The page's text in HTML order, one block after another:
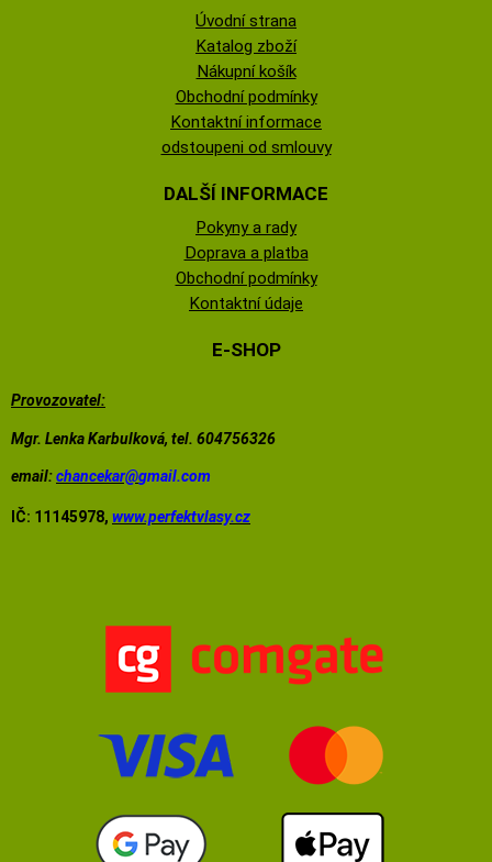
Úvodní strana
Katalog zboží
Nákupní košík
Obchodní podmínky
Kontaktní informace
odstoupeni od smlouvy
DALŠÍ INFORMACE
Pokyny a rady
Doprava a platba
Obchodní podmínky
Kontaktní údaje
E-SHOP
Provozovatel:
Mgr. Lenka Karbulková, tel. 604756326
email:chancekar@gmail.com
IČ: 11145978, www.perfektvlasy.cz